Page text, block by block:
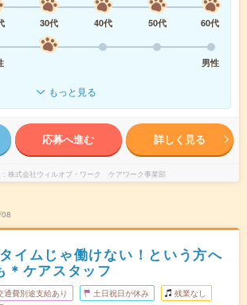
30代 40代 50代
60代
男性
もっと見る
応募へ進む 詳しく見る
株式会社ウィルオブ・ワーク ケアワーク事業部
イムじゃ働けない！という方へ
＊ケアスタッフ
通費別途支給あり 土日祝日が休み 残業なし